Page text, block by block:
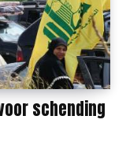
schending